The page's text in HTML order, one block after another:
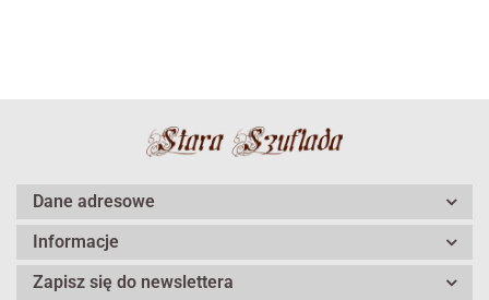
Dane adresowe
Informacje
Zapisz się do newslettera